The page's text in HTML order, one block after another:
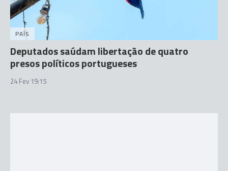
PAÍS
Deputados saúdam libertação de quatro
presos políticos portugueses
24 Fev 19:15